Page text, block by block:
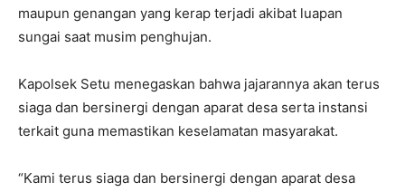
maupun genangan yang kerap terjadi akibat luapan
sungai saat musim penghujan.
Kapolsek Setu menegaskan bahwa jajarannya akan terus
siaga dan bersinergi dengan aparat desa serta instansi
terkait guna memastikan keselamatan masyarakat.
“Kami terus siaga dan bersinergi dengan aparat desa